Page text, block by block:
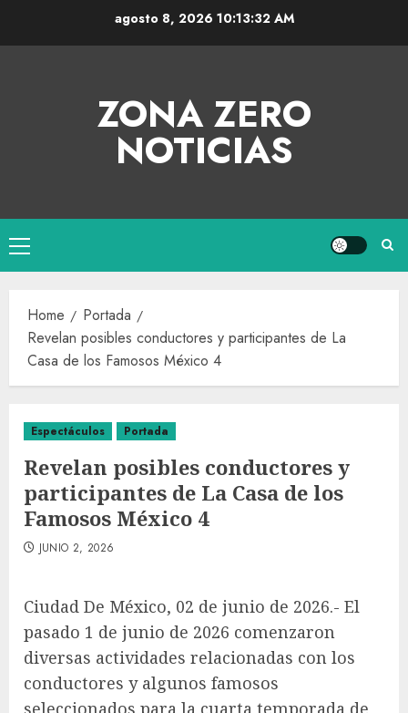
agosto 8, 2026 10:13:32 AM
ZONA ZERO
NOTICIAS
Home
Portada
Revelan posibles conductores y participantes de La
Casa de los Famosos México 4
Espectáculos Portada
Revelan posibles conductores y
participantes de La Casa de los
Famosos México 4
JUNIO 2, 2026
Ciudad De México, 02 de junio de 2026.- El
pasado 1 de junio de 2026 comenzaron
diversas actividades relacionadas con los
conductores y algunos famosos
seleccionados para la cuarta temporada de